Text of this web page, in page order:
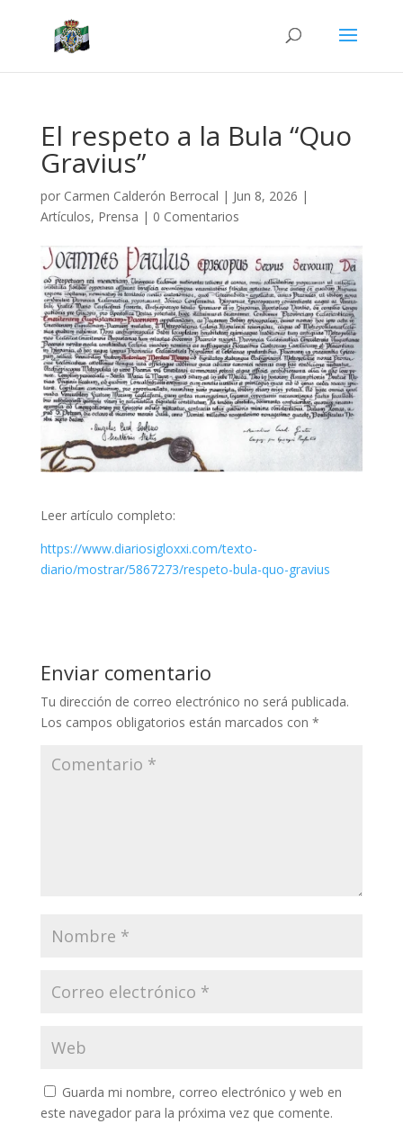
El respeto a la Bula “Quo
Gravius”
por Carmen Calderón Berrocal | Jun 8, 2026 |
Artículos, Prensa | 0 Comentarios
Leer artículo completo:
https://www.diariosigloxxi.com/texto-
diario/mostrar/5867273/respeto-bula-quo-gravius
Enviar comentario
Tu dirección de correo electrónico no será publicada.
Los campos obligatorios están marcados con *
Guarda mi nombre, correo electrónico y web en
este navegador para la próxima vez que comente.